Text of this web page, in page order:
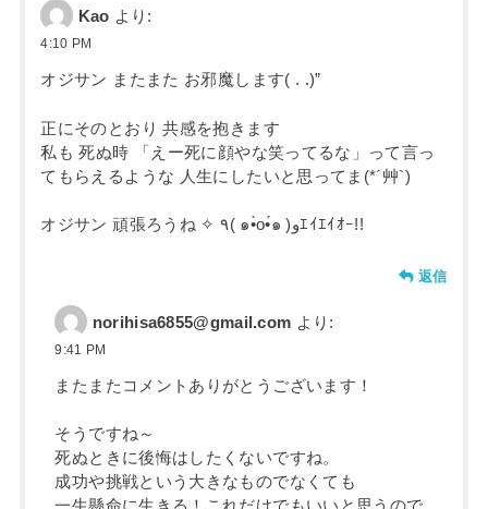
Kao より:
4:10 PM
オジサン またまた お邪魔します( . .)”
正にそのとおり 共感を抱きます
私も 死ぬ時 「えー死に顔やな笑ってるな」って言っ
てもらえるような 人生にしたいと思ってま(*´艸`)
オジサン 頑張ろうね ✧ ٩( ๑•̀o•́๑ )وｴｲｴｲｵｰ!!
返信
norihisa6855@gmail.com より:
9:41 PM
またまたコメントありがとうございます！
そうですね～
死ぬときに後悔はしたくないですね。
成功や挑戦という大きなものでなくても